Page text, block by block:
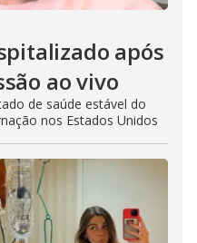
após
ao vivo
de saúde estável do
nos Estados Unidos